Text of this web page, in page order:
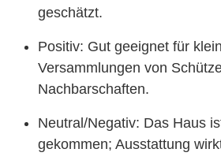
geschätzt.
Positiv: Gut geeignet für
Versammlungen von
Nachbarschaften.
Neutral/Negativ: Das Haus
gekommen; Ausstattung